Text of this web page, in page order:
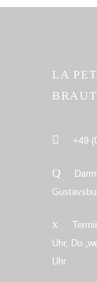
LA
+49
Uhr, Do
Uhr